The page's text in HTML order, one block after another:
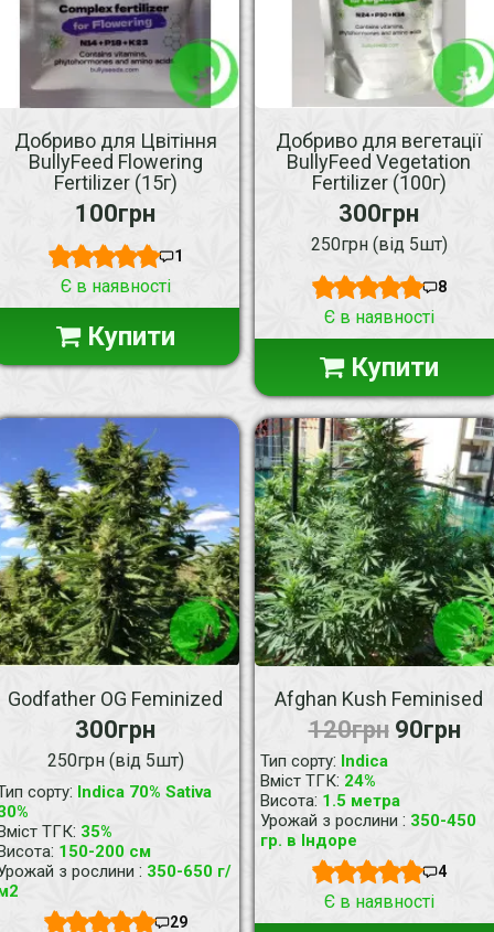
Добриво для Цвітіння
BullyFeed Flowering
Fertilizer (15г)
100грн
1
Є в наявності
Купити
Добриво для вегетації
BullyFeed Vegetation
Fertilizer (100г)
300грн
250грн (від 5шт)
8
Є в наявності
Купити
Godfather OG Feminized
300грн
250грн (від 5шт)
сорту: Indica 70% Sativa
ТГК: 35%
: 150-200 см
з рослини : 350-650 г/
29
Afghan Kush Feminised
120грн 90грн
Тип сорту: Indica
Вміст ТГК: 24%
Висота: 1.5 метра
Урожай з рослини : 350-450
гр. в Індоре
4
Є в наявності